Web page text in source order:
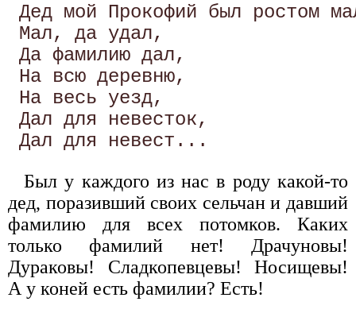
Дед мой Прокофий был ростом
Мал, да удал,
Да фамилию дал,
На всю деревню,
На весь уезд,
Дал для невесток,
Был у каждого из нас в роду какой-то
дед, поразивший своих сельчан и давший
фамилию для всех потомков. Каких
только фамилий нет! Драчуновы!
Дураковы! Сладкопевцевы! Носищевы!
А у коней есть фамилии? Есть!